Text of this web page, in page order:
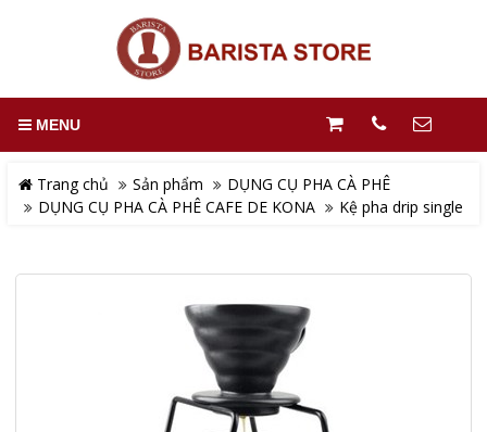
MENU
Trang chủ Sản phẩm
DỤNG CỤ PHA CÀ PHÊ
DỤNG CỤ PHA CÀ PHÊ CAFE DE KONA
Kệ pha drip single